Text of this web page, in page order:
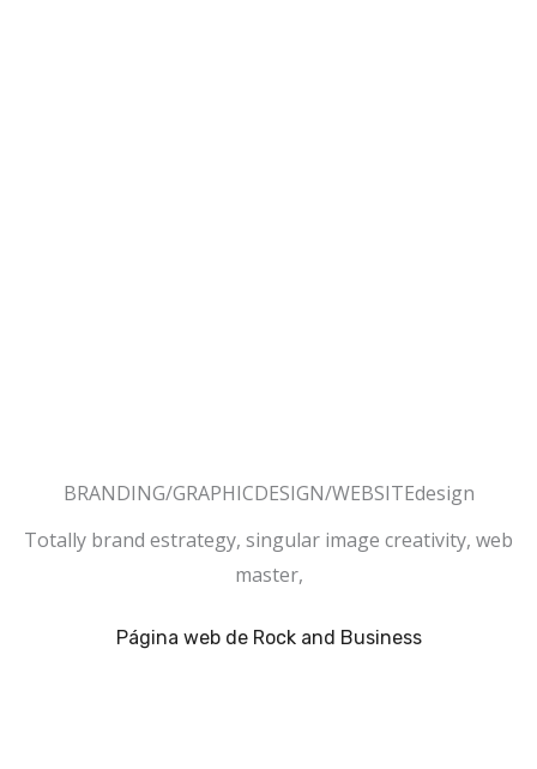
BRANDING/GRAPHICDESIGN/WEBSITEdesign
Totally brand estrategy, singular image creativity, web
master,
Página web de Rock and Business